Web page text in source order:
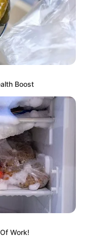
Boost
Work!